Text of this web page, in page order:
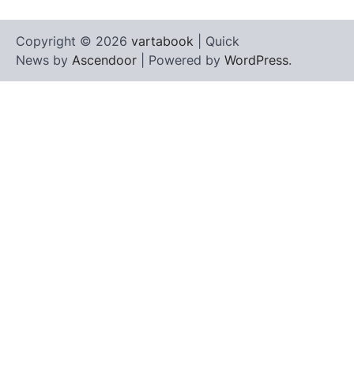
Copyright © 2026 vartabook | Quick
News by Ascendoor | Powered by WordPress.